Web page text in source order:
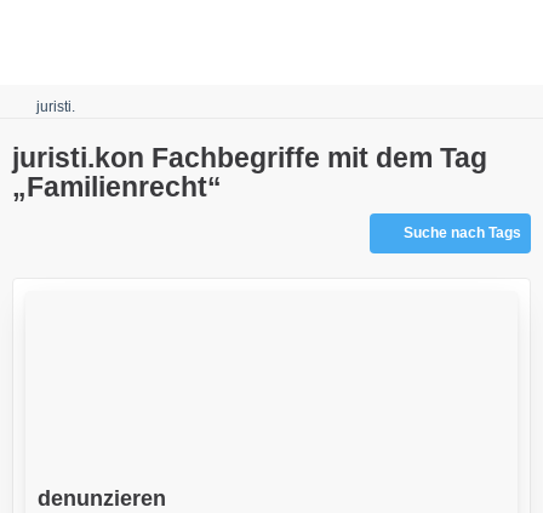
juristi.
juristi.kon Fachbegriffe mit dem Tag
„Familienrecht“
Suche nach Tags
denunzieren